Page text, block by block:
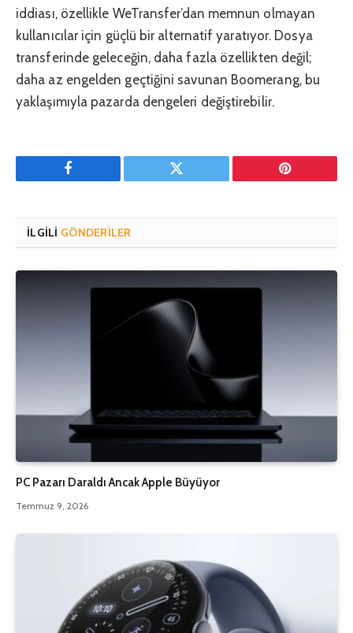
iddiası, özellikle WeTransfer’dan memnun olmayan
kullanıcılar için güçlü bir alternatif yaratıyor. Dosya
transferinde geleceğin, daha fazla özellikten değil;
daha az engelden geçtiğini savunan Boomerang, bu
yaklaşımıyla pazarda dengeleri değiştirebilir.
Facebook Twitter Pinterest'in
İLGILI GÖNDERILER
PC Pazarı Daraldı Ancak Apple Büyüyor
Temmuz 9, 2026